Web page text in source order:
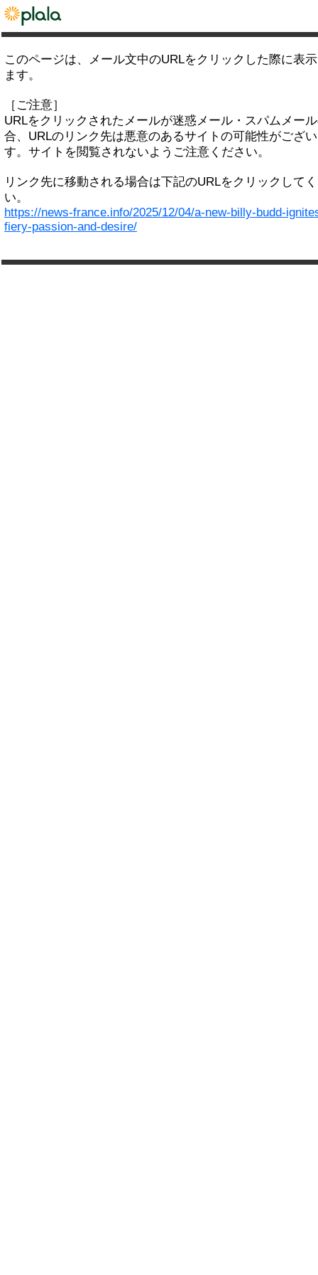
このページは、メール文中のURLをクリックした際に表
ます。
［ご注意］
URLをクリックされたメールが迷惑メール・スパムメー
合、URLのリンク先は悪意のあるサイトの可能性がござ
す。サイトを閲覧されないようご注意ください。
リンク先に移動される場合は下記のURLをクリックして
い。
https://news-france.info/2025/12/04/a-new-billy-budd-
fiery-passion-and-desire/